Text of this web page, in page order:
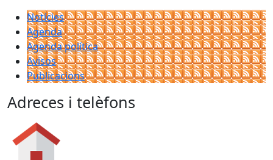
Notícies
Agenda
Agenda política
Avisos
Publicacions
Adreces i telèfons